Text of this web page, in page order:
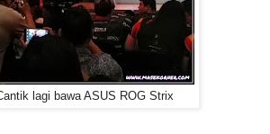
lagi bawa ASUS ROG Strix